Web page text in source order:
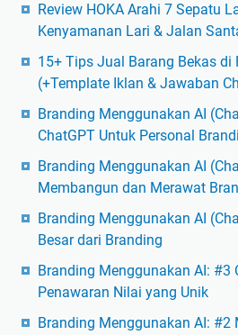
Review HOKA Arahi 7 Sepatu
Kenyamanan Lari & Jalan
15+ Tips Jual Barang Bekas di
(+Template Iklan & Jawaban
Branding Menggunakan AI
ChatGPT Untuk Personal
Branding Menggunakan AI
Membangun dan Merawat
Branding Menggunakan AI
Besar dari Branding
Branding Menggunakan AI: #3
Penawaran Nilai yang Unik
Branding Menggunakan AI: #2